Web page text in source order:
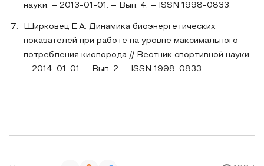
науки. – 2013-01-01. – Вып. 4. – ISSN 1998-0833.
Ширковец Е.А. Динамика биоэнергетических
показателей при работе на уровне максимального
потребления кислорода // Вестник спортивной науки.
– 2014-01-01. – Вып. 2. – ISSN 1998-0833.